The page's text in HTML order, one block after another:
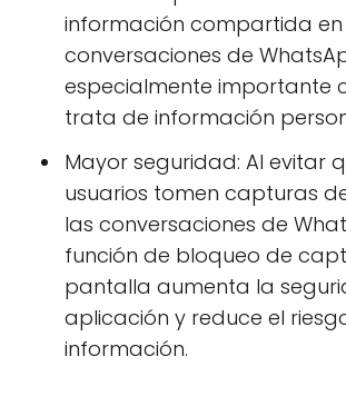
información compartida en
conversaciones de
especialmente importante
trata de información
Mayor seguridad: Al evitar
usuarios tomen capturas
las conversaciones de
función de bloqueo de
pantalla aumenta la
aplicación y reduce el
información.